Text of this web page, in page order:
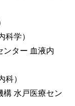
学）
ンター 血液内
）
水戸医療セン